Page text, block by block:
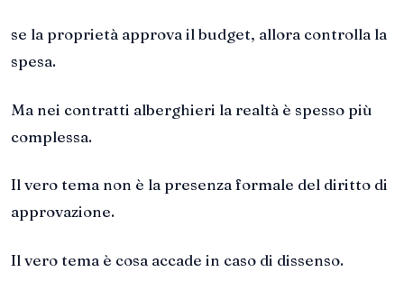
se la proprietà approva il budget, allora controlla la
spesa.
Ma nei contratti alberghieri la realtà è spesso più
complessa.
Il vero tema non è la presenza formale del diritto di
approvazione.
Il vero tema è cosa accade in caso di dissenso.